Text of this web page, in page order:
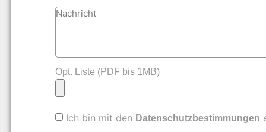
Opt. Liste (PDF bis 1MB)
Ich bin mit den Datenschutzbestimmungen